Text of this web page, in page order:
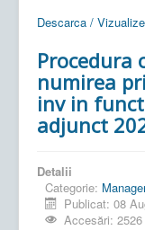
Descarca /
Procedura
numirea
inv in
adjunct
Detalii
Categorie:
Publicat: 08
Accesări: 2526